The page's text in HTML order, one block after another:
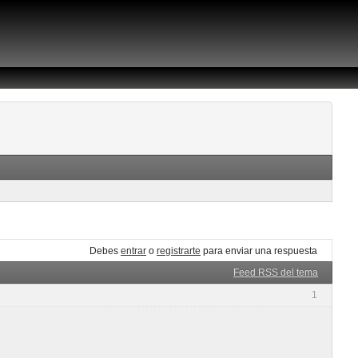
Debes entrar o registrarte para enviar una respuesta
Feed RSS del tema
1